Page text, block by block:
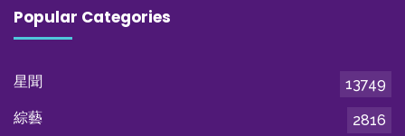
Popular Categories
星聞
13749
綜藝
2816